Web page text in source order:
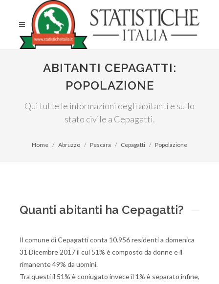
ABITANTI CEPAGATTI:
POPOLAZIONE
Qui tutte le informazioni degli abitanti e sullo
stato civile a Cepagatti.
Home Abruzzo Pescara Cepagatti Popolazione
Quanti abitanti ha Cepagatti?
Il comune di Cepagatti conta 10.956 residenti a domenica
31 Dicembre 2017 il cui 51% è composto da donne e il
rimanente 49% da uomini.
Tra questi il 51% è coniugato invece il 1% è separato infine,